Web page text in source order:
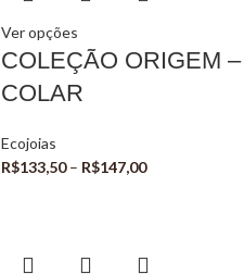
Ver opções
COLEÇÃO ORIGEM –
COLAR
Ecojoias
R$133,50 – R$147,00